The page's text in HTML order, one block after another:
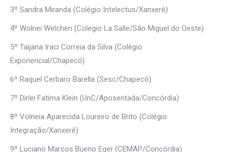
3º Sandra Miranda (Colégio Intelectus/Xanxerê)
4º Wolnei Welchen (Colegio La Salle/São Miguel do Oeste)
5º Taijana Iraci Correia da Silva (Colégio
Exponencial/Chapecó)
6º Raquel Cerbaro Barella (Sesc/Chapecó)
7º Dirlei Fatima Klein (UnC/Aposentada/Concórdia)
8º Volneia Aparecida Loureiro de Brito (Colégio
Integração/Xanxerê)
9º Luciano Marcos Bueno Eger (CEMAP/Concórdia)